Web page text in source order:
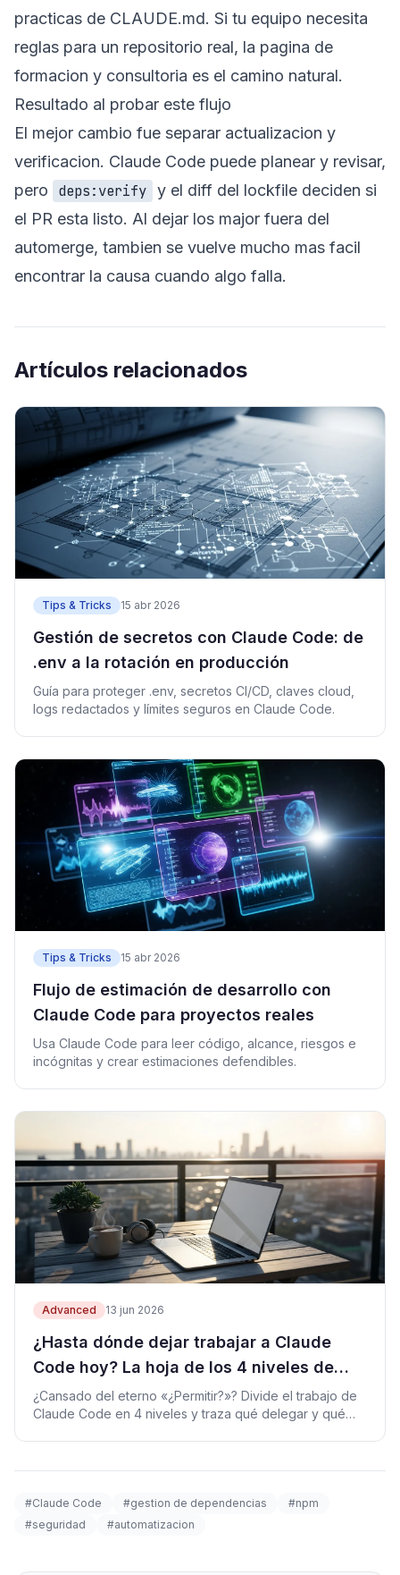
practicas de CLAUDE.md. Si tu equipo necesita
reglas para un repositorio real, la pagina de
formacion y consultoria es el camino natural.
Resultado al probar este flujo
El mejor cambio fue separar actualizacion y
verificacion. Claude Code puede planear y revisar,
pero
deps:verify y el diff del lockfile deciden si
el PR esta listo. Al dejar los major fuera del
automerge, tambien se vuelve mucho mas facil
encontrar la causa cuando algo falla.
Artículos relacionados
Tips & Tricks 15 abr 2026
Gestión de secretos con Claude Code: de
.env a la rotación en producción
Guía para proteger .env, secretos CI/CD, claves cloud,
logs redactados y límites seguros en Claude Code.
Tips & Tricks 15 abr 2026
Flujo de estimación de desarrollo con
Claude Code para proyectos reales
Usa Claude Code para leer código, alcance, riesgos e
incógnitas y crear estimaciones defendibles.
Advanced 13 jun 2026
¿Hasta dónde dejar trabajar a Claude
Code hoy? La hoja de los 4 niveles de
aprobación
¿Cansado del eterno «¿Permitir?»? Divide el trabajo de
Claude Code en 4 niveles y traza qué delegar y qué
#Claude Code #gestion de dependencias
#npm
#seguridad
#automatizacion